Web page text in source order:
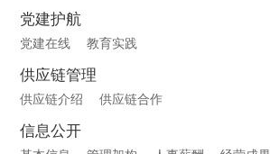
党建护航
党建在线 教育实践
供应链管理
供应链介绍 供应链合作
信息公开